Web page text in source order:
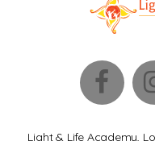
Light & Life Academy,